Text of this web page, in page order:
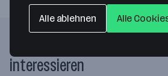
interessieren
Alle ablehnen Alle